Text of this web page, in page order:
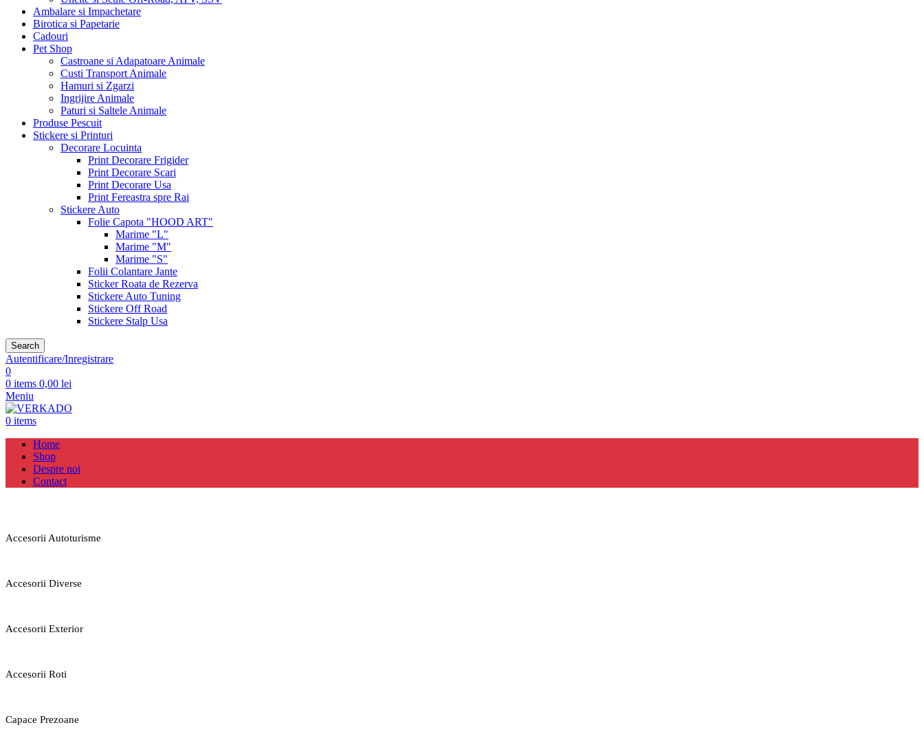
Ambalare si Impachetare
Birotica si Papetarie
Cadouri
Pet Shop
Castroane si Adapatoare Animale
Custi Transport Animale
Hamuri si Zgarzi
Ingrijire Animale
Paturi si Saltele Animale
Produse Pescuit
Stickere si Printuri
Decorare Locuinta
Print Decorare Frigider
Print Decorare Scari
Print Decorare Usa
Print Fereastra spre Rai
Stickere Auto
Folie Capota "HOOD ART"
Marime "L"
Marime "M"
Marime "S"
Folii Colantare Jante
Sticker Roata de Rezerva
Stickere Auto Tuning
Stickere Off Road
Stickere Stalp Usa
Search
Autentificare/Inregistrare
0
0 items 0,00 lei
Meniu
0 items
Home
Shop
Despre noi
Contact
Accesorii Autoturisme
Accesorii Diverse
Accesorii Exterior
Accesorii Roti
Capace Prezoane